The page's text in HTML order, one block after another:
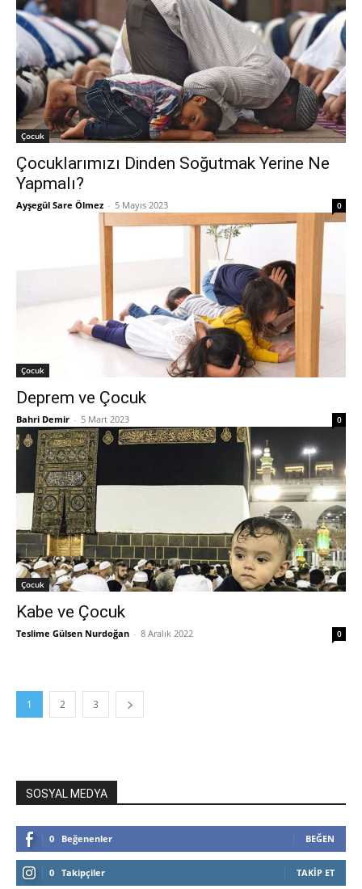
Çocuk
Çocuklarımızı Dinden Soğutmak Yerine Ne
Yapmalı?
Ayşegül Sare Ölmez - 5 Mayıs 2023 0
Çocuk
Deprem ve Çocuk
Bahri Demir - 5 Mart 2023 0
Çocuk
Kabe ve Çocuk
Teslime Gülsen Nurdoğan - 8 Aralık 2022 0
1 2 3
SOSYAL MEDYA
0 Beğenenler BEĞEN
0 Takipçiler TAKIP ET